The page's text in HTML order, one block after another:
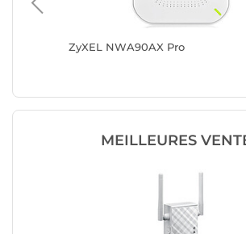
ZyXEL NWA90AX Pro
MEILLEURES